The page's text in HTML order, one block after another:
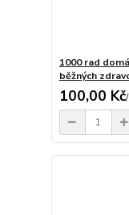
1000 rad
běžných
100,00 Kč/